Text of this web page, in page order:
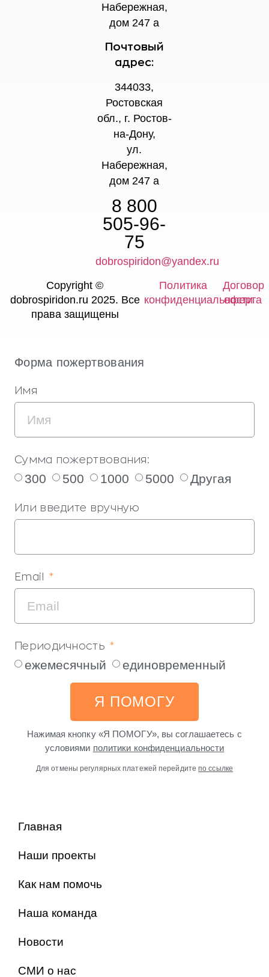
Набережная,
дом 247 а
Почтовый
адрес:
344033,
Ростовская
обл., г. Ростов-
на-Дону,
ул.
Набережная,
дом 247 а
8 800
505-96-
75
dobrospiridon@yandex.ru
Copyright ©
dobrospiridon.ru 2025. Все
права защищены
Политика
конфиденциальности
Договор
оферта
Форма пожертвования
Имя
Сумма пожертвования:
300 500 1000 5000 Другая
Или введите вручную
Email
Периодичность
ежемесячный единовременный
Я ПОМОГУ
Нажимая кнопку «Я ПОМОГУ», вы соглашаетесь с
условиями политики конфиденциальности
Для отмены регулярных платежей перейдитепо ссылке
Главная
Наши проекты
Как нам помочь
Наша команда
Новости
СМИ о нас